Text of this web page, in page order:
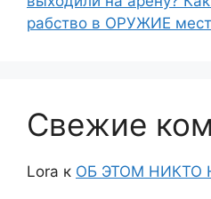
рабство в ОРУЖИЕ
Свежие
Lora к ОБ ЭТОМ НИКТО